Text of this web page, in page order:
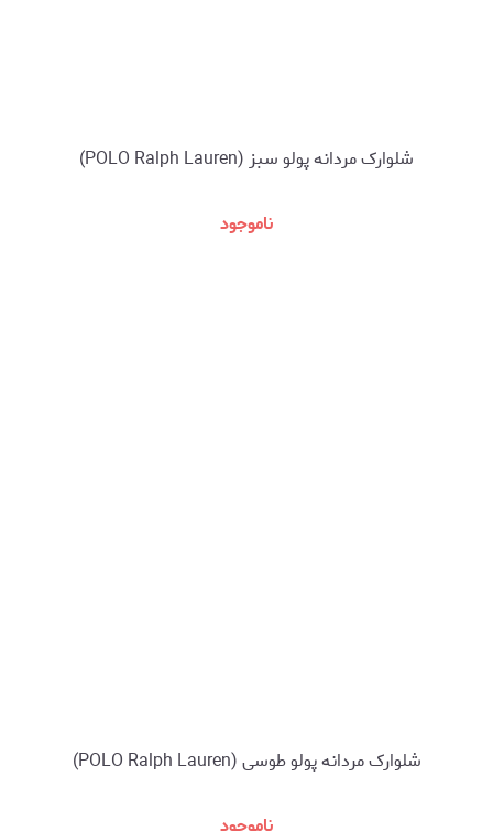
شلوارک مردانه پولو سبز (POLO Ralph Lauren)
ناموجود
شلوارک مردانه پولو طوسی (POLO Ralph Lauren)